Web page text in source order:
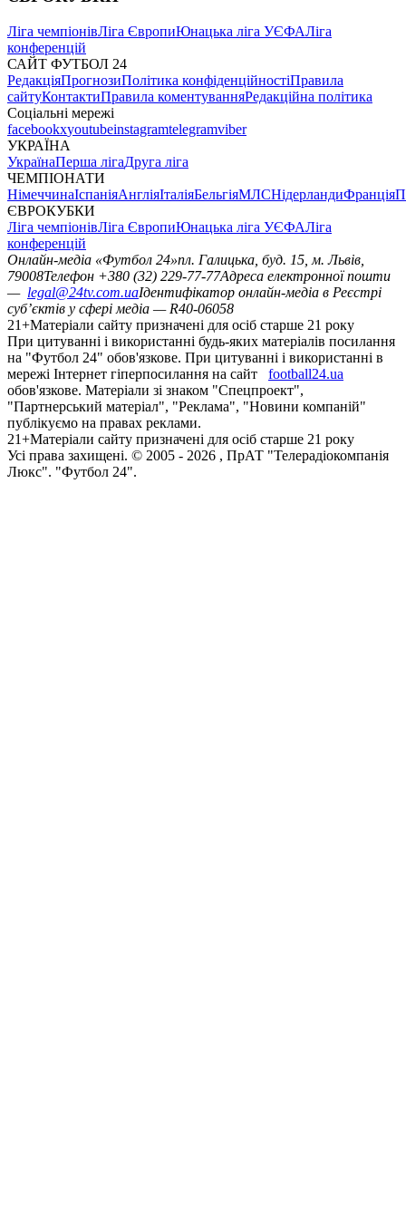
Ліга чемпіонівЛіга ЄвропиЮнацька ліга УЄФАЛіга
конференцій
САЙТ ФУТБОЛ 24
РедакціяПрогнозиПолітика конфіденційностіПравила
сайтуКонтактиПравила коментуванняРедакційна політика
Соціальні мережі
facebookxyoutubeinstagramtelegramviber
УКРАЇНА
УкраїнаПерша лігаДруга ліга
ЧЕМПІОНАТИ
НімеччинаІспаніяАнгліяІталіяБельгіяМЛСНідерландиФранція
ЄВРОКУБКИ
Ліга чемпіонівЛіга ЄвропиЮнацька ліга УЄФАЛіга
конференцій
Онлайн-медіа «Футбол 24»пл. Галицька, буд. 15, м. Львів,
79008Телефон +380 (32) 229-77-77Адреса електронної пошти
— legal@24tv.com.uaІдентифікатор онлайн-медіа в Реєстрі
суб’єктів у сфері медіа — R40-06058
21+Матеріали сайту призначені для осіб старше 21 року
При цитуванні і використанні будь-яких матеріалів посилання
на "Футбол 24" обов'язкове. При цитуванні і використанні в
мережі Інтернет гіперпосилання на сайт
football24.ua
обов'язкове. Матеріали зі знаком "Спецпроект",
"Партнерський матеріал", "Реклама", "Новини компаній"
публікуємо на правах реклами.
21+Матеріали сайту призначені для осіб старше 21 року
Усi права захищенi. © 2005 - 2026 , ПрАТ "Телерадіокомпанія
Люкс". "Футбол 24".